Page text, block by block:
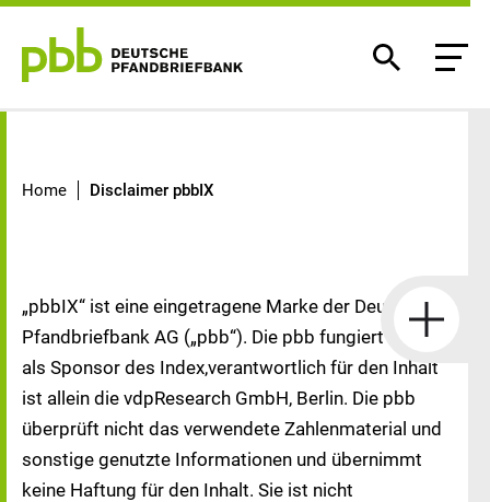
Home Disclaimer pbbIX
„pbbIX“ ist eine eingetragene Marke der Deutsche
Pfandbriefbank AG („pbb“). Die pbb fungiert allein
als Sponsor des Index,verantwortlich für den Inhalt
ist allein die vdpResearch GmbH, Berlin. Die pbb
überprüft nicht das verwendete Zahlenmaterial und
sonstige genutzte Informationen und übernimmt
keine Haftung für den Inhalt. Sie ist nicht